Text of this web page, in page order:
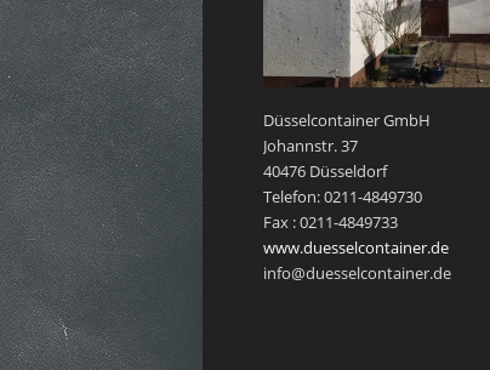
Düsselcontainer GmbH
Johannstr. 37
40476 Düsseldorf
Telefon: 0211-4849730
Fax : 0211-4849733
www.duesselcontainer.de
info@duesselcontainer.de